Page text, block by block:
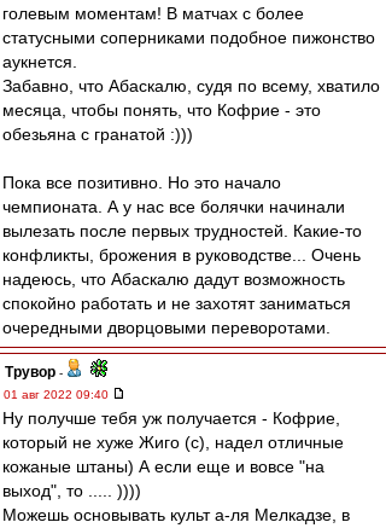
голевым моментам! В матчах с более
статусными соперниками подобное пижонство
аукнется.
Забавно, что Абаскалю, судя по всему, хватило
месяца, чтобы понять, что Кофрие - это
обезьяна с гранатой :)))
Пока все позитивно. Но это начало
чемпионата. А у нас все болячки начинали
вылезать после первых трудностей. Какие-то
конфликты, брожения в руководстве... Очень
надеюсь, что Абаскалю дадут возможность
спокойно работать и не захотят заниматься
очередными дворцовыми переворотами.
Трувор -
01 авг 2022 09:40
Ну получше тебя уж получается - Кофрие,
который не хуже Жиго (с), надел отличные
кожаные штаны) А если еще и вовсе "на
выход", то ..... ))))
Можешь основывать культ а-ля Мелкадзе, в